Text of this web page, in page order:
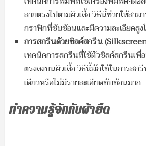
ลายตรงไปตามผิวเสื้อ วิธีนี้ช่วยให้สาม
กราฟิกที่ซับซ้อนและมีความละเอียดสูง
การสกรีนด้วยซิลค์สกรีน (
เทคนิคการสกรีนที่ใช้ตัวซิลค์สกรีนเ
ตรงลงบนผิวเสื้อ วิธีนี้มักใช้ในการส
เดียวหรือไม่มีรายละเอียดซับซ้อนมาก
ทำความรู้จักกับผ้ายืด